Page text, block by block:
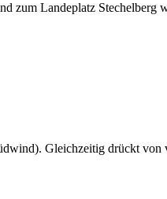
zum Landeplatz Stechelberg
Gleichzeitig drückt von